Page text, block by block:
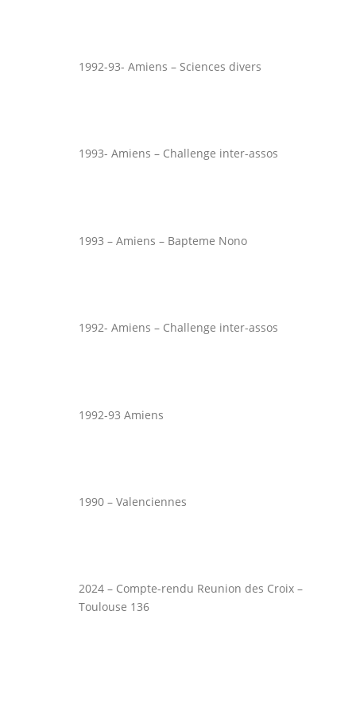
1992-93- Amiens – Sciences divers
1993- Amiens – Challenge inter-assos
1993 – Amiens – Bapteme Nono
1992- Amiens – Challenge inter-assos
1992-93 Amiens
1990 – Valenciennes
2024 – Compte-rendu Reunion des Croix –
Toulouse 136